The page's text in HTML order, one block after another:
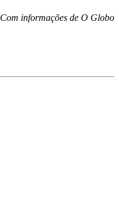
Com informações de O Globo